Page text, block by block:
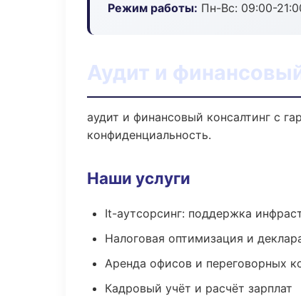
Режим работы: Пн-Вс: 09:00-
Аудит и
аудит и финансовый консалтинг с
конфиденциальность.
Наши услуги
It-аутсорсинг: поддержка
Налоговая оптимизация и
Аренда офисов и переговорных
Кадровый учёт и расчёт зарплат